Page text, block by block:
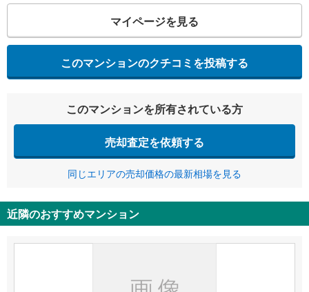
マイページを見る
このマンションのクチコミを投稿する
このマンションを所有されている方
売却査定を依頼する
同じエリアの売却価格の最新相場を見る
近隣のおすすめマンション